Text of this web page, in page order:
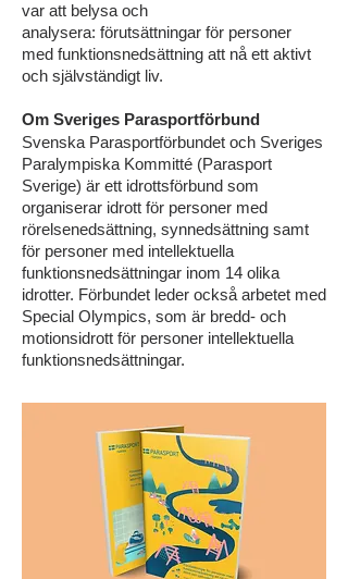
var att belysa och
analysera: förutsättningar för personer
med funktionsnedsättning att nå ett aktivt
och självständigt liv.
Om Sveriges Parasportförbund
Svenska Parasportförbundet och Sveriges
Paralympiska Kommitté (Parasport
Sverige) är ett idrottsförbund som
organiserar idrott för personer med
rörelsenedsättning, synnedsättning samt
för personer med intellektuella
funktionsnedsättningar inom 14 olika
idrotter. Förbundet leder också arbetet med
Special Olympics, som är bredd- och
motionsidrott för personer intellektuella
funktionsnedsättningar.